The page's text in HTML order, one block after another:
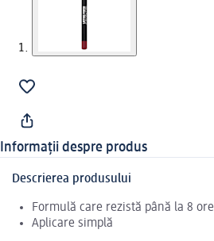
Informații despre produs
Descrierea produsului
Formulă care rezistă până la 8 ore
Aplicare simplă